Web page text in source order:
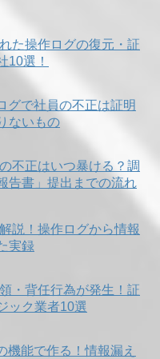
た操作ログの復元・証
10選！
グで社員の不正は証明
ないもの
不正はいつ暴ける？調
告書」提出までの流れ
説！操作ログから情報
実録
・背任行為が発生！証
ック業者10選
機能で作る！情報漏え